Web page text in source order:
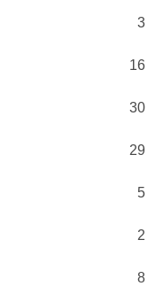
3
16
30
29
5
2
8